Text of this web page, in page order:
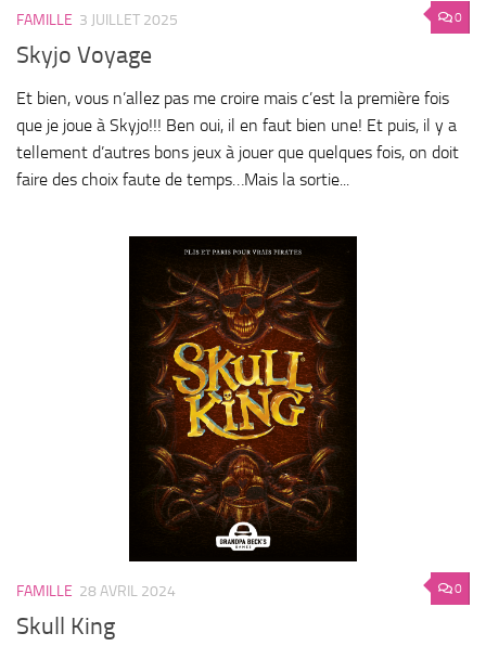
0
FAMILLE 3 JUILLET 2025
Skyjo Voyage
Et bien, vous n’allez pas me croire mais c’est la première fois
que je joue à Skyjo!!! Ben oui, il en faut bien une! Et puis, il y a
tellement d’autres bons jeux à jouer que quelques fois, on doit
faire des choix faute de temps…Mais la sortie...
0
FAMILLE 28 AVRIL 2024
Skull King